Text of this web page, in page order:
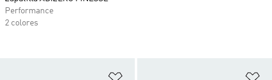
Performance
2 colores